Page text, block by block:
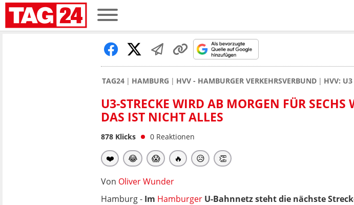
TAG24 HAMBURG HVV - HAMBURGER VERKEHRSVERBUND HVV: U3
U3-STRECKE WIRD AB MORGEN FÜR SECHS
DAS IST NICHT ALLES
878 Klicks 0 Reaktionen
❤️ 😂 😱 🔥 😥 👏
Von Oliver Wunder
Hamburg - Im Hamburger U-Bahnnetz steht die nächste